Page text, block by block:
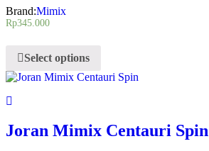
Brand:Mimix
Rp345.000
Select options
Joran Mimix Centauri Spin